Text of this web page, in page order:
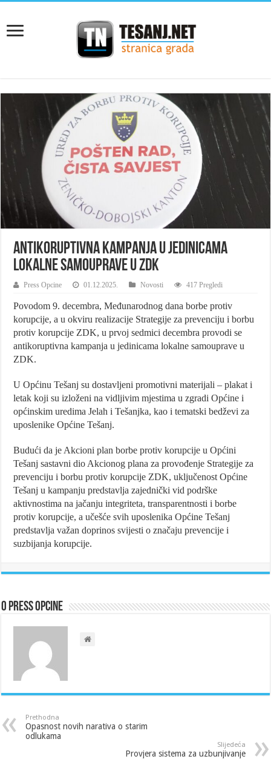
Antikoruptivna kampanja u jedinicama
lokalne samouprave u ZDK
Press Opcine 01.12.2025. Novosti 417 Pregledi
Povodom 9. decembra, Međunarodnog dana borbe protiv
korupcije, a u okviru realizacije Strategije za prevenciju i borbu
protiv korupcije ZDK, u prvoj sedmici decembra provodi se
antikoruptivna kampanja u jedinicama lokalne samouprave u
ZDK.
U Općinu Tešanj su dostavljeni promotivni materijali – plakat i
letak koji su izloženi na vidljivim mjestima u zgradi Općine i
općinskim uredima Jelah i Tešanjka, kao i tematski bedževi za
uposlenike Općine Tešanj.
Budući da je Akcioni plan borbe protiv korupcije u Općini
Tešanj sastavni dio Akcionog plana za provođenje Strategije za
prevenciju i borbu protiv korupcije ZDK, uključenost Općine
Tešanj u kampanju predstavlja zajednički vid podrške
aktivnostima na jačanju integriteta, transparentnosti i borbe
protiv korupcije, a učešće svih uposlenika Općine Tešanj
predstavlja važan doprinos svijesti o značaju prevencije i
suzbijanja korupcije.
O Press Opcine
Prethodna
Opasnost novih narativa o starim
odlukama
Slijedeća
Provjera sistema za uzbunjivanje